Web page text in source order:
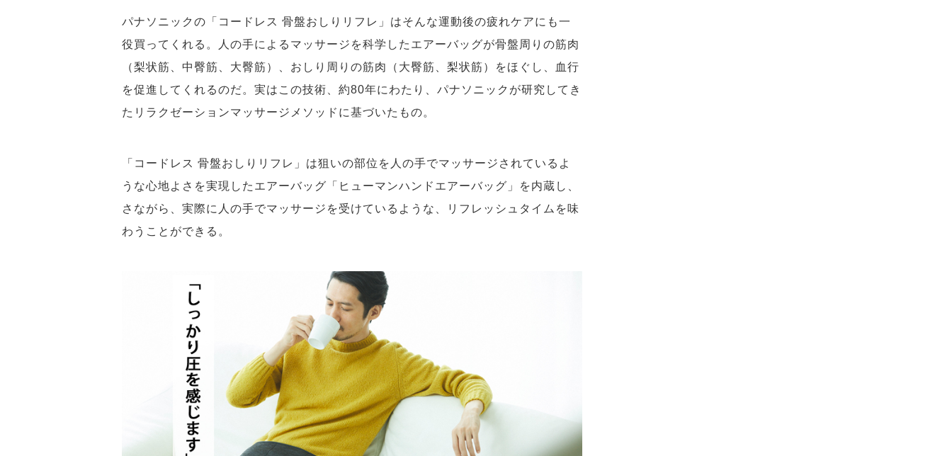
パナソニックの「コードレス 骨盤おしりリフレ」はそんな運動後の疲れケアにも一
役買ってくれる。人の手によるマッサージを科学したエアーバッグが骨盤周りの筋肉
（梨状筋、中臀筋、大臀筋）、おしり周りの筋肉（大臀筋、梨状筋）をほぐし、血行
を促進してくれるのだ。実はこの技術、約80年にわたり、パナソニックが研究してき
たリラクゼーションマッサージメソッドに基づいたもの。
「コードレス 骨盤おしりリフレ」は狙いの部位を人の手でマッサージされているよ
うな心地よさを実現したエアーバッグ「ヒューマンハンドエアーバッグ」を内蔵し、
さながら、実際に人の手でマッサージを受けているような、リフレッシュタイムを味
わうことができる。